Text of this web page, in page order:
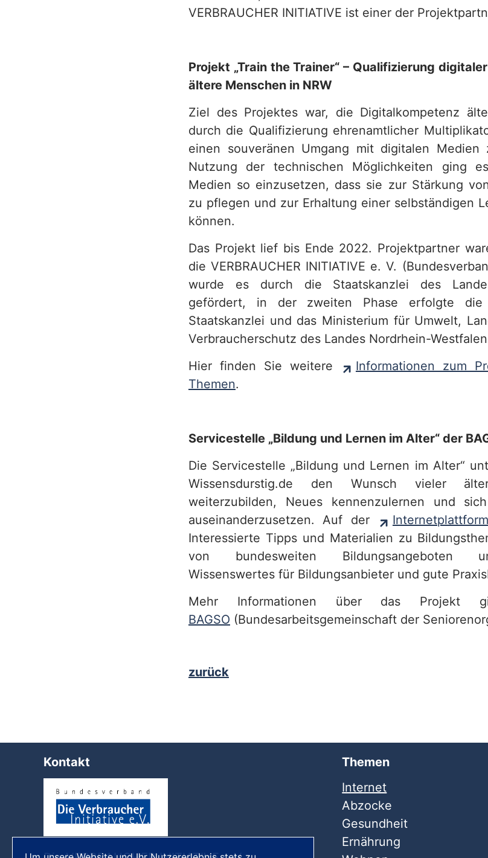
VERBRAUCHER INITIATIVE ist einer der
Projekt „Train the Trainer“ – Qualifizierung
ältere Menschen in NRW
Ziel des Projektes war, die Digitalkompetenz
durch die Qualifizierung ehrenamtlicher
einen souveränen Umgang mit digitalen
Nutzung der technischen Möglichkeiten ging
Medien so einzusetzen, dass sie zur Stärkung
zu pflegen und zur Erhaltung einer selbständigen
können.
Das Projekt lief bis Ende 2022. Projektpartner
die VERBRAUCHER INITIATIVE e. V.
wurde es durch die Staatskanzlei des
gefördert, in der zweiten Phase erfolgte die
Staatskanzlei und das Ministerium für Umwelt,
Verbraucherschutz des Landes Nordrhein-
Hier finden Sie weitere
Informationen zum
Themen.
Servicestelle „Bildung und Lernen im Alter“ der
Die Servicestelle „Bildung und Lernen im Alter“
Wissensdurstig.de den Wunsch vieler
weiterzubilden, Neues kennenzulernen und
auseinanderzusetzen. Auf der
Interessierte Tipps und Materialien zu
von bundesweiten Bildungsangeboten
Wissenswertes für Bildungsanbieter und gute
Mehr Informationen über das
BAGSO (Bundesarbeitsgemeinschaft der
zurück
Kontakt
Themen
Internet
Abzocke
Gesundheit
Ernährung